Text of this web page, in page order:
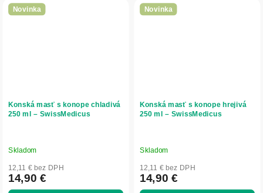
Novinka
Konská masť s konope chladivá
250 ml – SwissMedicus
Skladom
12,11 € bez DPH
14,90 €
Novinka
Konská masť s konope hrejivá
250 ml – SwissMedicus
Skladom
12,11 € bez DPH
14,90 €